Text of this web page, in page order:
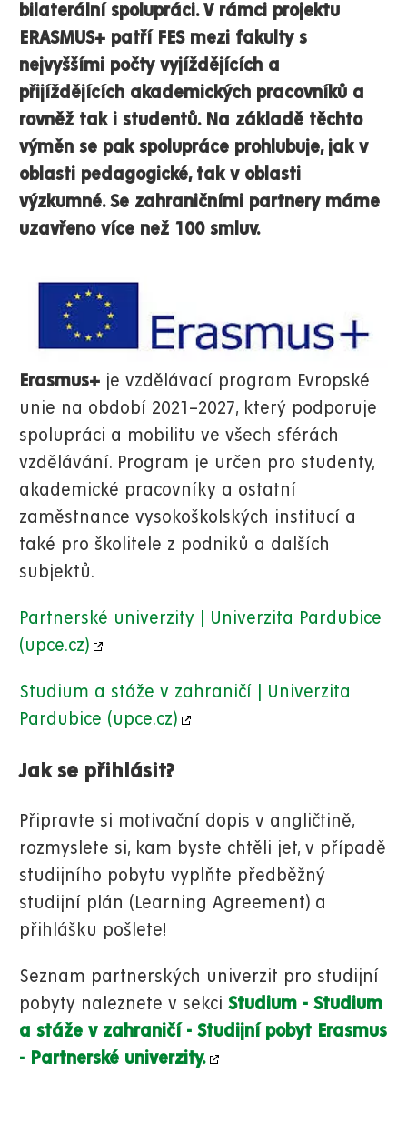
bilaterální spolupráci. V rámci projektu
ERASMUS+ patří FES mezi fakulty s
nejvyššími počty vyjíždějících a
přijíždějících akademických pracovníků a
rovněž tak i studentů. Na základě těchto
výměn se pak spolupráce prohlubuje, jak v
oblasti pedagogické, tak v oblasti
výzkumné. Se zahraničními partnery máme
uzavřeno více než 100 smluv.
Erasmus+ je vzdělávací program Evropské
unie na období 2021–2027, který podporuje
spolupráci a mobilitu ve všech sférách
vzdělávání. Program je určen pro studenty,
akademické pracovníky a ostatní
zaměstnance vysokoškolských institucí a
také pro školitele z podniků a dalších
subjektů.
Partnerské univerzity | Univerzita Pardubice
(upce.cz)
Studium a stáže v zahraničí | Univerzita
Pardubice (upce.cz)
Jak se přihlásit?
Připravte si motivační dopis v angličtině,
rozmyslete si, kam byste chtěli jet, v případě
studijního pobytu vyplňte předběžný
studijní plán (Learning Agreement) a
přihlášku pošlete!
Seznam partnerských univerzit pro studijní
pobyty naleznete v sekci Studium - Studium
a stáže v zahraničí - Studijní pobyt Erasmus
- Partnerské univerzity.